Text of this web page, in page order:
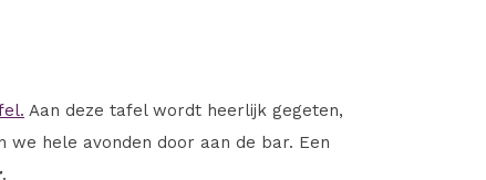
Aan deze tafel wordt heerlijk gegeten,
hele avonden door aan de bar. Een
.